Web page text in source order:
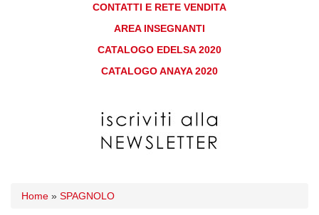
CONTATTI E RETE VENDITA
AREA INSEGNANTI
CATALOGO EDELSA 2020
CATALOGO ANAYA 2020
Home » SPAGNOLO